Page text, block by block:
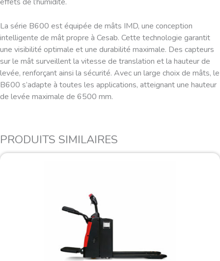
La série B600 est équipée de mâts IMD, une conception
intelligente de mât propre à Cesab. Cette technologie garantit
une visibilité optimale et une durabilité maximale. Des capteurs
sur le mât surveillent la vitesse de translation et la hauteur de
levée, renforçant ainsi la sécurité. Avec un large choix de mâts, le
B600 s’adapte à toutes les applications, atteignant une hauteur
de levée maximale de 6500 mm.
PRODUITS SIMILAIRES